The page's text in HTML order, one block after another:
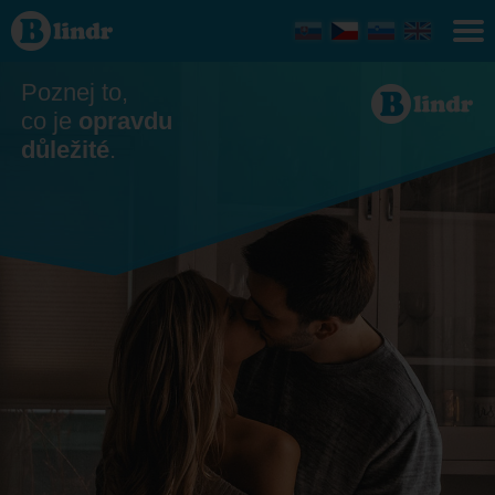
Seznamka
- On
hledá ji
Poznej to,
co je opravdu
důležité.